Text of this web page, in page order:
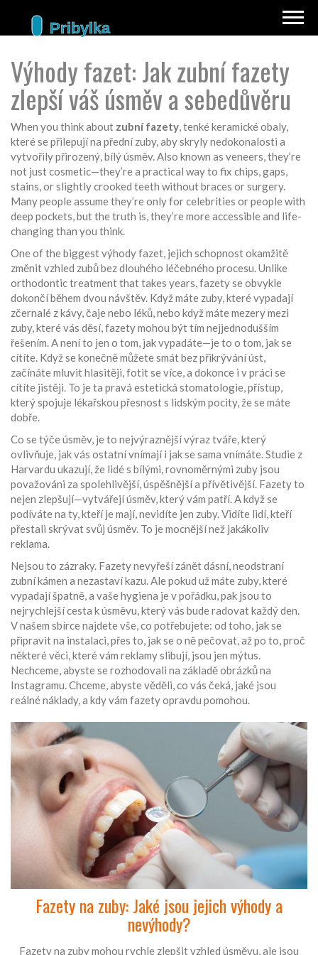
Výhody fazet: Jak zubní fazety
zlepší váš úsměv a sebedůvěru
When you think about zubní fazety,tenké keramické obaly,
které se přilepují na přední zuby, aby skryly nedokonalosti a
vytvořily přirozený, bílý úsměv. Also known as veneers, they’re
not just cosmetic—they’re a practical way to fix chips, gaps,
stains, or slightly crooked teeth without braces or surgery.
Many people assume they’re only for celebrities or people with
deep pockets, but the truth is, they’re more accessible and life-
changing than you think.
One of the biggestvýhody fazet, jejich schopnost okamžitě
změnit vzhled zubů bez dlouhého léčebného procesu.Unlike
orthodontic treatment that takes years, fazety se obvykle
dokončí během dvou návštěv. Když máte zuby, které vypadají
zčernalé z kávy, čaje nebo léků, nebo když máte mezery mezi
zuby, které vás děsí, fazety mohou být tím nejjednodušším
řešením. A není to jen o tom, jak vypadáte—je to o tom, jak se
cítíte. Když se konečně můžete smát bez přikrývání úst,
začínáte mluvit hlasitěji, fotit se více, a dokonce i v práci se
cítíte jistěji. To je ta pravá estetická stomatologie,přístup,
který spojuje lékařskou přesnost s lidským pocity, že se máte
dobře.
Co se týčeúsměv, je to nejvýraznější výraz tváře, který
ovlivňuje, jak vás ostatní vnímají i jak se sama vnímáte.Studie z
Harvardu ukazují, že lidé s bílými, rovnoměrnými zuby jsou
považováni za spolehlivější, úspěšnější a přívětivější. Fazety to
nejen zlepšují—vytvářejí úsměv, který vám patří. A když se
podíváte na ty, kteří je mají, nevidíte jen zuby. Vidíte lidí, kteří
přestali skrývat svůj úsměv. To je mocnější než jakákoliv
reklama.
Nejsou to zázraky. Fazety nevyřeší zánět dásní, neodstraní
zubní kámen a nezastaví kazu. Ale pokud už máte zuby, které
vypadají špatně, a vaše hygiena je v pořádku, pak jsou to
nejrychlejší cesta k úsměvu, který vás bude radovat každý den.
V našem sbírce najdete vše, co potřebujete: od toho, jak se
připravit na instalaci, přes to, jak se o ně pečovat, až po to, proč
některé věci, které vám reklamy slibují, jsou jen mýtus.
Nechceme, abyste se rozhodovali na základě obrázků na
Instagramu. Chceme, abyste věděli, co vás čeká, jaké jsou
reálné náklady, a kdy vám fazety opravdu pomohou.
Fazety na zuby: Jaké jsou jejich výhody a
nevýhody?
Fazety na zuby mohou rychle zlepšit vzhled úsměvu, ale jsou